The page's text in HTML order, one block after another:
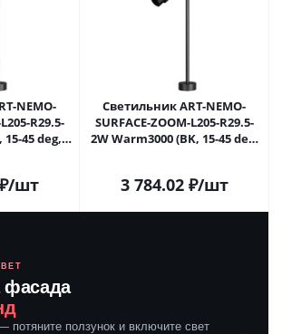
NEMO-
R29.5-
15-45 deg,
/шт
Светильник ART-NEMO-
SURFACE-ZOOM-L205-R29.5-
2W Warm3000 (BK, 15-45 deg,
3 784.02₽/шт
фасада
потяните ползунок и включите свет